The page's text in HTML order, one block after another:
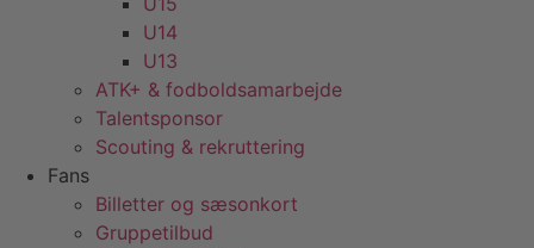
U14
U13
ATK+ & fodboldsamarbejde
Talentsponsor
Scouting & rekruttering
Fans
Billetter og sæsonkort
Gruppetilbud